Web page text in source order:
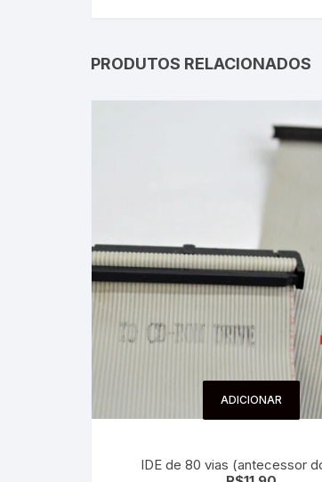
PRODUTOS RELACIONADOS
ADICIONAR
IDE de 80 vias (antecessor